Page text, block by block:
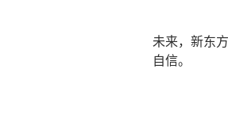
未来，新东
自信。